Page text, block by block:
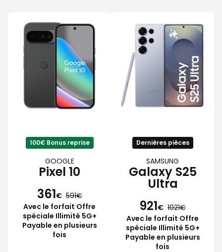
100€ Bonus reprise
GOOGLE
Pixel 10
361€ 591
Avec le forfait Offre
spéciale Illimité 5G+
Payable en plusieurs
fois
Dernières pièces
SAMSUNG
Galaxy S25
Ultra
921€ 1021
Avec le forfait Offre
spéciale Illimité 5G+
Payable en plusieurs
fois